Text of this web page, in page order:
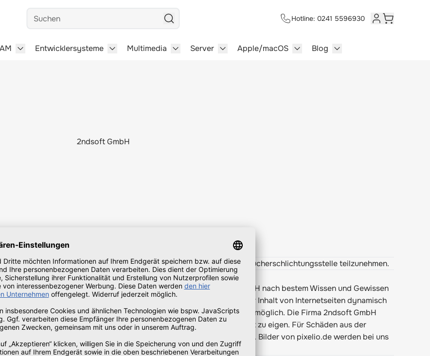
Entwicklersysteme
Multimedia
Server
Apple/macOS
Blog
Hotline: 0241 5596930 Kundenkonto
Warenkorb
2ndsoft GmbH
8:00 - 13:00
oder verpflichtet, an Streitbeilegungsverfahren vor einer Verbraucherschlichtungsstelle teilzunehmen.
von Internet-Seiten Dritter wurden durch die Firma 2ndsoft GmbH nach bestem Wissen und Gewissen
vermitteln aber lediglich den Zugang zu fremden Inhalten. Da der Inhalt von Internetseiten dynamisch
sämtlicher Inhalte, auf die ein Link erstellt wurde, nicht möglich. Die Firma 2ndsoft GmbH
die mit der eigenen Internetpräsenz verlinkt sind, ausdrücklich nicht zu eigen. Für Schäden aus der
der jeweilige Anbieter der Seite, auf die verwiesen wurde. Bilder von pixelio.dewerden bei uns